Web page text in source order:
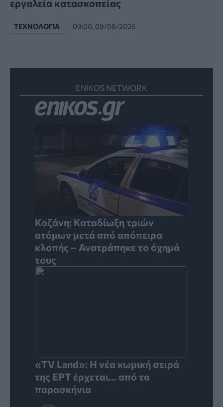
εργαλεία κατασκοπείας
ΤΕΧΝΟΛΟΓΊΑ 09:00, 09/08/2026
ENIKOS NETWORK
Κοζάνη: Καταδίωξη τριών
ατόμων μετά από απόπειρα
κλοπής – Ανατράπηκε το όχημά
τους
«TV Land»: Η νέα κωμική σειρά
της ΕΡΤ έρχεται… από τα
παρασκήνια